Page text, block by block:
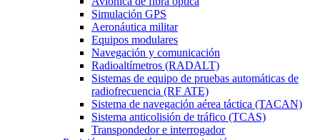
Simulación GPS
Aeronáutica militar
Equipos modulares
Navegación y comunicación
Radioaltímetros (RADALT)
Sistemas de equipo de pruebas automáticas de
radiofrecuencia (RF ATE)
Sistema de navegación aérea táctica (TACAN)
Sistema anticolisión de tráfico (TCAS)
Transpondedor e interrogador